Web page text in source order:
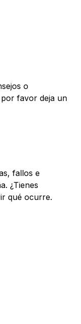
o
favor deja un
fallos e
¿Tienes
qué ocurre.